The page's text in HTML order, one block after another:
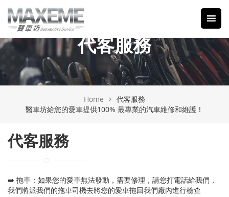
代客服務
Home
代客服務
醫車坊給您的愛車提供100% 最專業的汽車維修和維護！
代客服務
➡️ 拖車：如果您的愛車無法發動，需要修理，請您打電話給我們，
我們將派我們的拖車司機去將您的愛車拖回我們廠內進行檢查